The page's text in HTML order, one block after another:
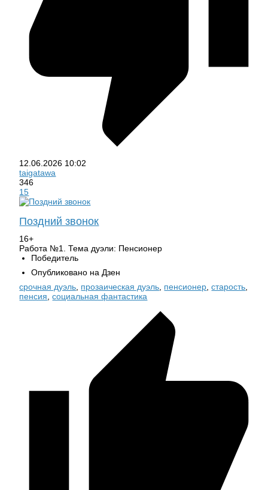
12.06.2026 10:02
taigatawa
346
15
Поздний звонок
16+
Работа №1. Тема дуэли: Пенсионер
Победитель
Опубликовано на Дзен
срочная дуэль прозаическая дуэль пенсионер ,старость
пенсия ,социальная фантастика